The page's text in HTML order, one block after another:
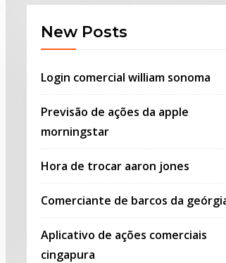
New Posts
Login comercial william sonoma
Previsão de ações da apple
morningstar
Hora de trocar aaron jones
Comerciante de barcos da
Aplicativo de ações comerciais
cingapura